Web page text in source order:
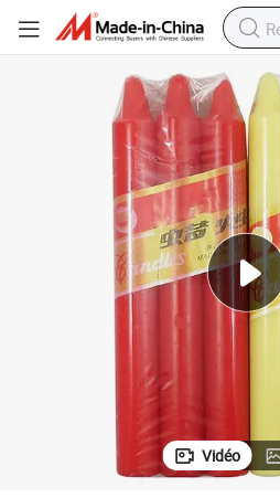
Vente en gros bougies colorées sans
Vidéo